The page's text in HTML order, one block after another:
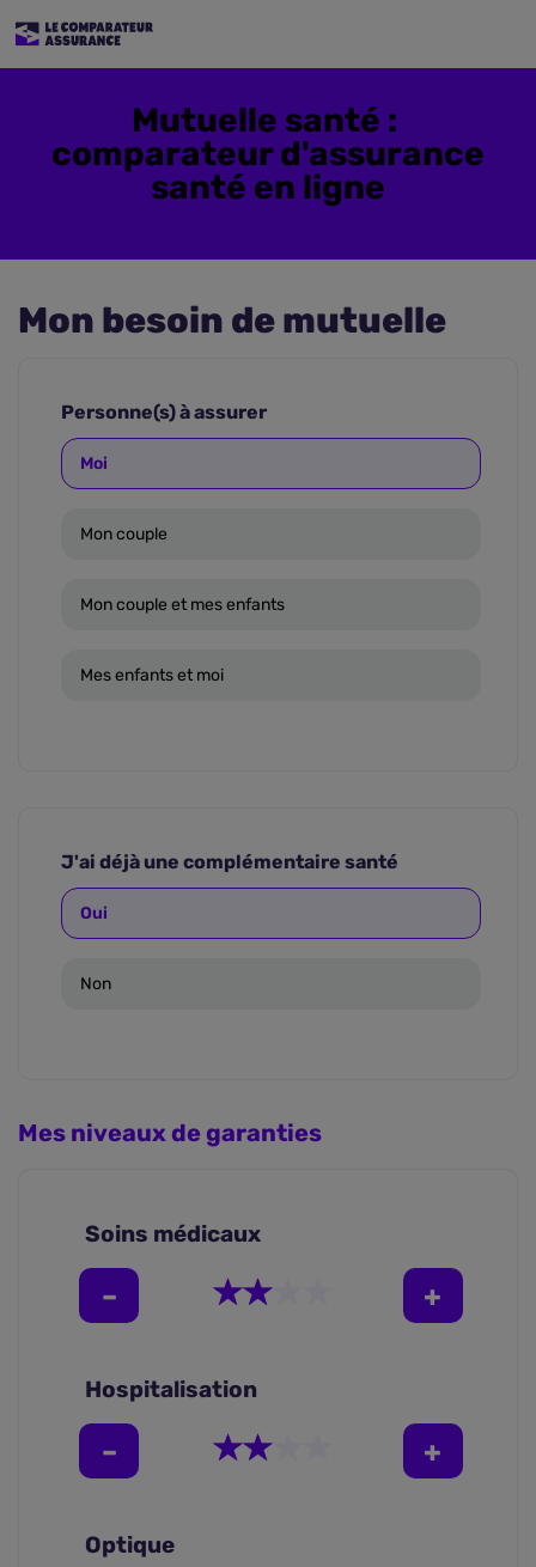
Mutuelle santé :
comparateur d'assurance
santé en ligne
Mon besoin de mutuelle
Personne(s) à assurer
Moi
Mon couple
Mon couple et mes enfants
Mes enfants et moi
J'ai déjà une complémentaire santé
Oui
Non
Mes niveaux de garanties
Soins médicaux
Hospitalisation
Optique